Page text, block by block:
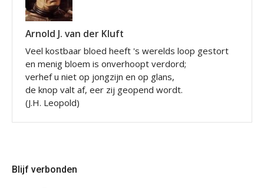
Arnold J. van der Kluft
Veel kostbaar bloed heeft 's werelds loop gestort
en menig bloem is onverhoopt verdord;
verhef u niet op jongzijn en op glans,
de knop valt af, eer zij geopend wordt.
(J.H. Leopold)
Blijf verbonden